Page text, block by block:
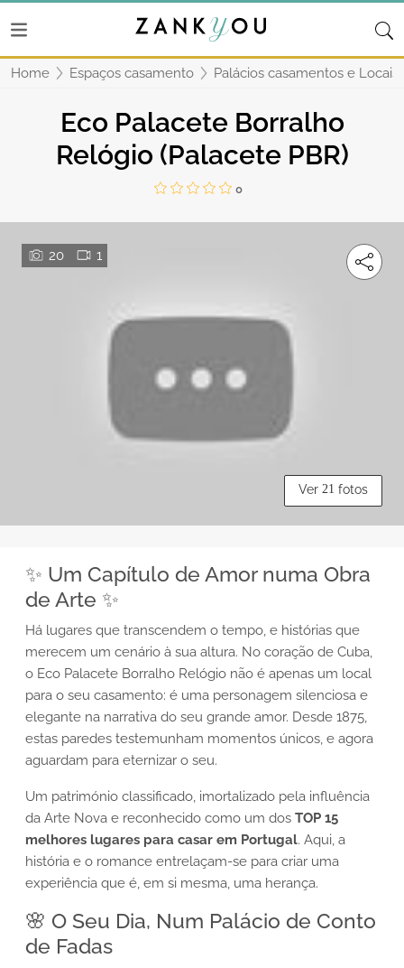
Home Espaços casamento Palácios casamentos e Locais
Eco Palacete Borralho
Relógio (Palacete PBR)
0
20 1
Ver 21 fotos
✨ Um Capítulo de Amor numa Obra
de Arte ✨
Há lugares que transcendem o tempo, e histórias que
merecem um cenário à sua altura. No coração de Cuba,
o Eco Palacete Borralho Relógio não é apenas um local
para o seu casamento: é uma personagem silenciosa e
elegante na narrativa do seu grande amor. Desde 1875,
estas paredes testemunham momentos únicos, e agora
aguardam para eternizar o seu.
Um património classificado, imortalizado pela influência
da Arte Nova e reconhecido como um dos TOP 15
melhores lugares para casar em Portugal. Aqui, a
história e o romance entrelaçam-se para criar uma
experiência que é, em si mesma, uma herança.
🌸 O Seu Dia, Num Palácio de Conto
de Fadas